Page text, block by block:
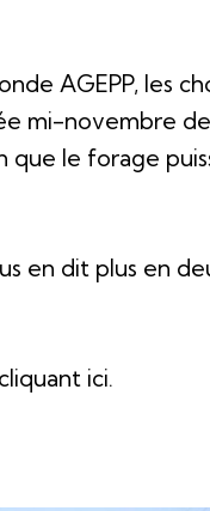
AGEPP, les
mi-novembre
que le forage
en dit plus en
ici.